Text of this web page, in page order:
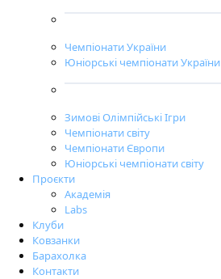
Чемпіонати України
Юніорські чемпіонати України
Зимові Олімпійські Ігри
Чемпіонати світу
Чемпіонати Європи
Юніорські чемпіонати світу
Проєкти
Академія
Labs
Клуби
Ковзанки
Барахолка
Контакти